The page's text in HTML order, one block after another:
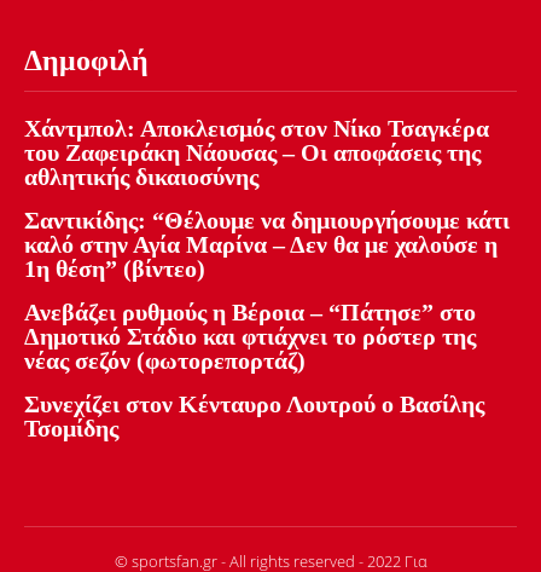
Δημοφιλή
Χάντμπολ: Αποκλεισμός στον Νίκο Τσαγκέρα
του Ζαφειράκη Νάουσας – Οι αποφάσεις της
αθλητικής δικαιοσύνης
Σαντικίδης: “Θέλουμε να δημιουργήσουμε κάτι
καλό στην Αγία Μαρίνα – Δεν θα με χαλούσε η
1η θέση” (βίντεο)
Ανεβάζει ρυθμούς η Βέροια – “Πάτησε” στο
Δημοτικό Στάδιο και φτιάχνει το ρόστερ της
νέας σεζόν (φωτορεπορτάζ)
Συνεχίζει στον Κένταυρο Λουτρού ο Βασίλης
Τσομίδης
© sportsfan.gr - All rights reserved - 2022 Για